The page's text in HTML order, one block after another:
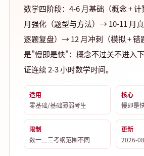
数学四阶段：4-6 月基础（概念 +
月强化（题型与方法）→ 10-11 月
逐题复盘）→ 12 月冲刺（模拟 + 错
是"慢即是快"：概念不过关不进入
证连续 2-3 小时数学时间。
适用
零基础/基础薄弱考生
核心
慢即是
限制
数一二三考纲范围不同
更新
2026-08